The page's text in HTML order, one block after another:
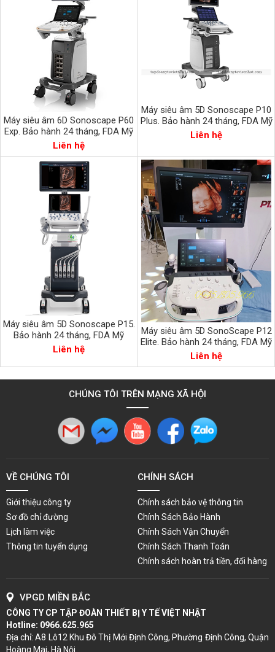
Máy siêu âm 6D Sonoscape P60
Exp. Bảo hành 24 tháng, FDA Mỹ
Liên hệ
Máy siêu âm 5D Sonoscape P10
Plus. Bảo hành 24 tháng, FDA Mỹ
Liên hệ
Máy siêu âm 5D Sonoscape P15.
Bảo hành 24 tháng, FDA Mỹ
Liên hệ
Máy siêu âm 5D SonoScape P12
Elite. Bảo hành 24 tháng, FDA Mỹ
Liên hệ
CHÚNG TÔI TRÊN MẠNG XÃ HỘI
VỀ CHÚNG TÔI
Giới thiệu công ty
Sơ đồ chỉ đường
Lịch làm việc
Thông tin tuyển dụng
CHÍNH SÁCH
Chính sách bảo vệ thông tin
Chính Sách Bảo Hành
Chính Sách Vận Chuyển
Chính Sách Thanh Toán
Chính sách hoàn trả tiền, đổi hàng
VPGD MIỀN BẮC
CÔNG TY CP TẬP ĐOÀN THIẾT BỊ Y TẾ VIỆT NHẬT
Hotline: 0966.625.965
Địa chỉ: A8 Lô12 Khu Đô Thị Mới Định Công, Phường Định Công, Quận
Hoàng Mai, Hà Nội